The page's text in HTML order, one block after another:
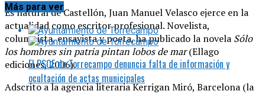
Es natural de Castellón, Juan Manuel Velasco ejerce en la
actualidad como escritor profesional. Novelista,
columnista, ensayista y poeta, ha publicado la novela Sólo
los hombres sin patria pintan lobos de mar(Ellago
ediciones, 2006).
Adscrito a la agencia literaria Kerrigan Miró, Barcelona (la
Más para ver
El PSOE de Torrecampo denuncia falta de información y
ocultación de actas municipales